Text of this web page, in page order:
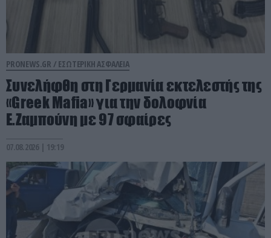
PRONEWS.GR / ΕΣΩΤΕΡΙΚΗ ΑΣΦΑΛΕΙΑ
Συνελήφθη στη Γερμανία εκτελεστής της
«Greek Mafia» για την δολοφνία
Ε.Ζαμπούνη με 97 σφαίρες
07.08.2026 | 19:19